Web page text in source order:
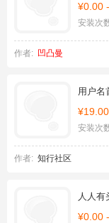
¥0.00
安装次
作者: 凹凸曼
用户名
¥19.00
安装次
作者: 知行社区
人人有
¥0.00